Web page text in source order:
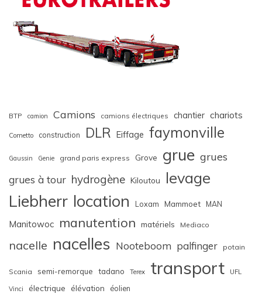
BTP camion Camions camions électriques chantier chariots
Cometto construction DLR Eiffage faymonville
Gaussin Genie grand paris express Grove grue grues
grues à tour hydrogène Kiloutou levage
Liebherr location Loxam Mammoet MAN
Manitowoc manutention matériels Mediaco
nacelle nacelles Nooteboom palfinger potain
Scania semi-remorque tadano Terex transport UFL
Vinci électrique élévation éolien